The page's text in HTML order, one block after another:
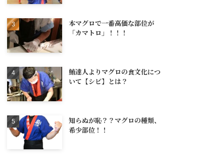
本マグロで一番高価な部位が
「カマトロ」！！！
鮪達人よりマグロの食文化につ
いて【シビ】とは？
知らぬが恥？？マグロの種類、
希少部位！！